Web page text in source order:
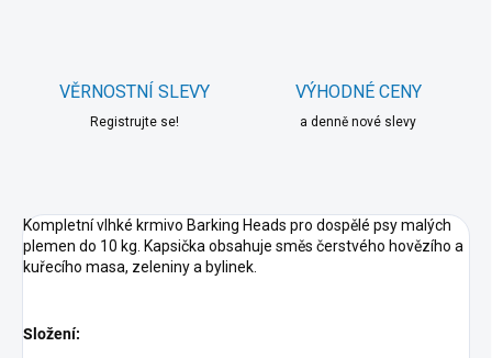
VĚRNOSTNÍ SLEVY
Registrujte se!
VÝHODNÉ CENY
a denně nové slevy
Kompletní vlhké krmivo Barking Heads pro dospělé psy malých
plemen do 10 kg. Kapsička obsahuje směs čerstvého hovězího a
kuřecího masa, zeleniny a bylinek.
Složení: